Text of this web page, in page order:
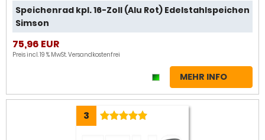
Speichenrad kpl. 16-Zoll (Alu Rot) Edelstahlspeichen
Simson
75,96 EUR
Preis incl. 19 % MwSt.Versandkostenfrei
MEHR INFO
3